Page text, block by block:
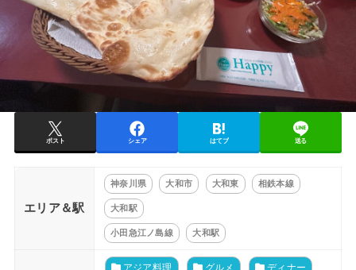
ポスト シェア はてブ 送る
エリア＆駅
神奈川県 大和市 大和東 相鉄本線
大和駅
小田急江ノ島線 大和駅
アジア料理 グルメ ディナー